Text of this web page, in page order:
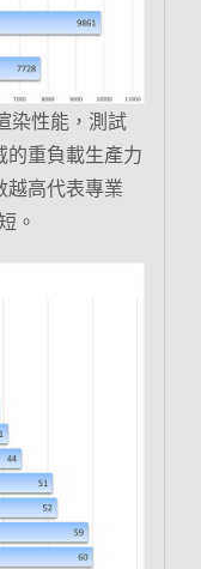
染性能，測試
的重負載生產力
越高代表專業
。